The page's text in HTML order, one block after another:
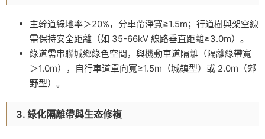
主幹道綠地率＞20%，分車帶淨寬≥1.5m；行道樹與架空線
需保持安全距離（如 35-66kV 線路垂直距離≥3.0m）。
綠道需串聯城鄉綠色空間，與機動車道隔離（隔離綠帶寬
＞1.0m），自行車道單向寬≥1.5m（城鎮型）或 2.0m（郊
野型）。
3. 綠化隔離帶與生态修複